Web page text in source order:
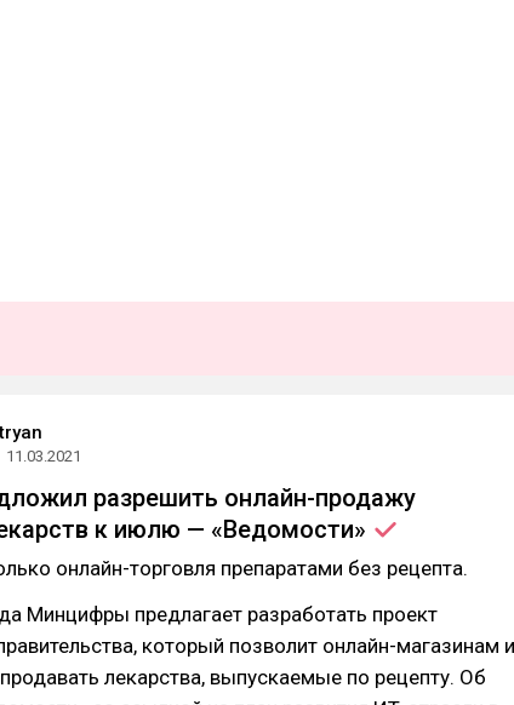
11.03.2021
разрешить онлайн-продажу
к июлю — «Ведомости»
онлайн-торговля препаратами без рецепта.
Минцифры предлагает разработать проект
который позволит онлайн-магазинам и
лекарства, выпускаемые по рецепту. Об